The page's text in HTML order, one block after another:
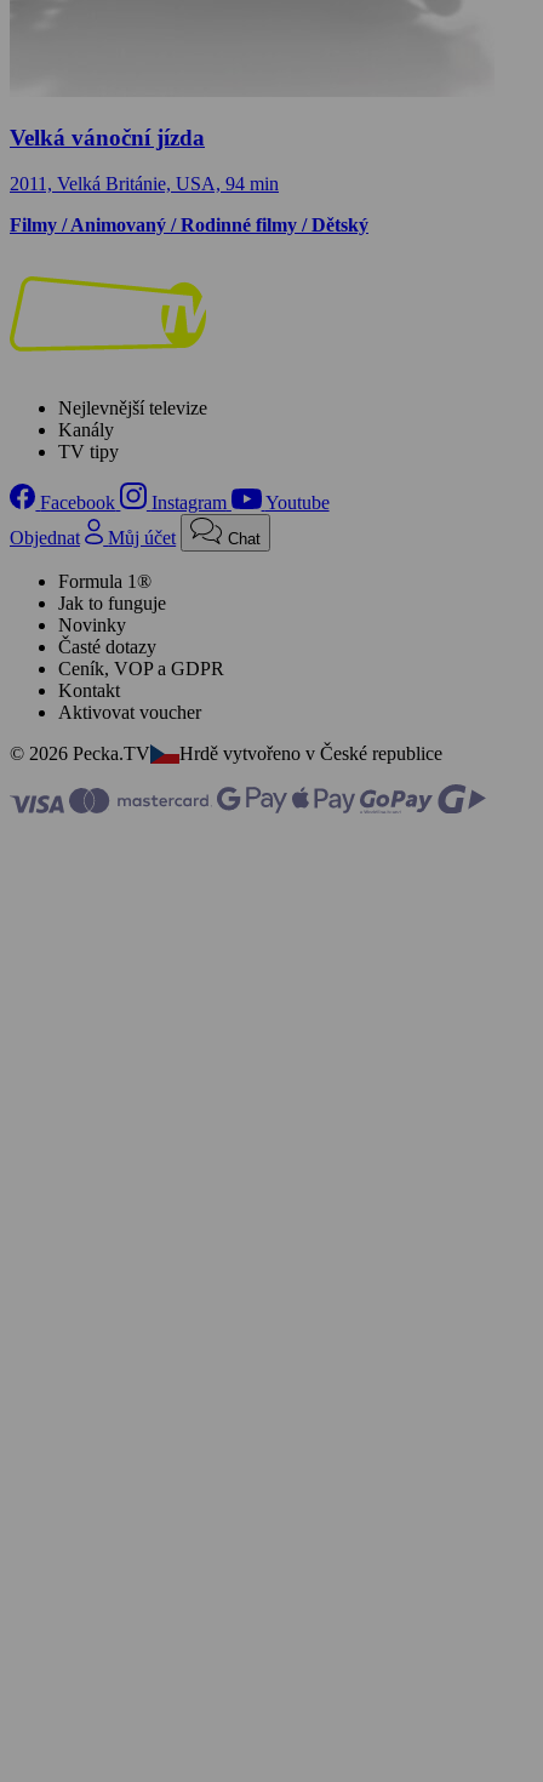
Velká vánoční jízda
2011, Velká Británie, USA, 94 min
Filmy / Animovaný / Rodinné filmy / Dětský
Nejlevnější televize
Kanály
TV tipy
Facebook Instagram
Youtube
Objednat
Můj účet Chat
Formula 1®
Jak to funguje
Novinky
Časté dotazy
Ceník, VOP a GDPR
Kontakt
Aktivovat voucher
© 2026 Pecka.TV
Hrdě vytvořeno v České republice